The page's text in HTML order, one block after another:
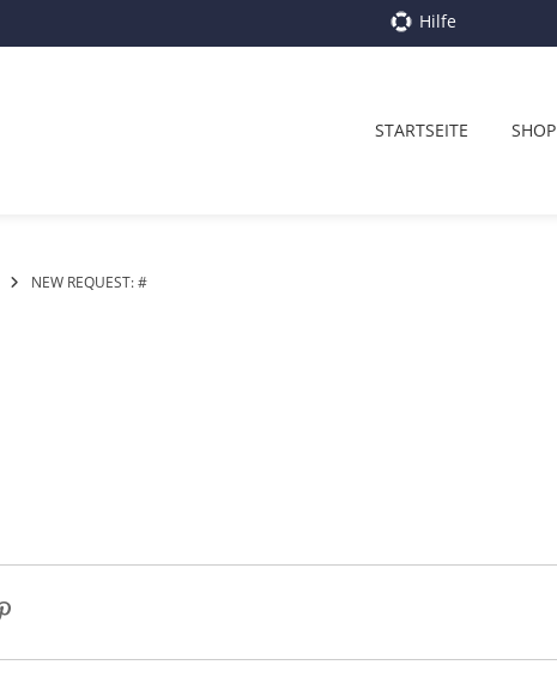
Hilfe
STARTSEITE SHOP
NEW REQUEST: #